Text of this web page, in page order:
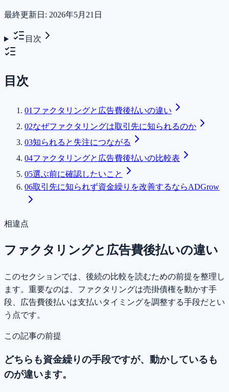
最終更新日: 2026年5月21日
目次
目次
01 ファクタリングと広告費後払いの違い
02なぜファクタリングは取引先に知られるのか
03知られると失注につながる
04ファクタリングと広告費後払いの比較表
05選ぶ前に確認したいこと
06取引先に知られず資金繰りを改善するならADGrow
相違点
ファクタリングと広告費後払いの違い
このセクションでは、後続の比較を読むための前提を整理し
ます。重要なのは、ファクタリングは売掛債権を動かす手
段、広告費後払いは支払いタイミングを調整する手段だとい
う点です。
この記事の前提
どちらも資金繰りの手段ですが、 動かしているも
のが違います。